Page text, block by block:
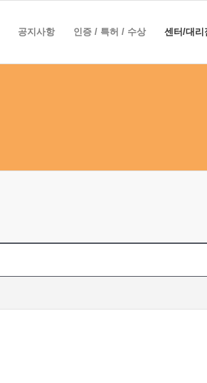
공지사항 인증 / 특허 / 수상 센터/대리